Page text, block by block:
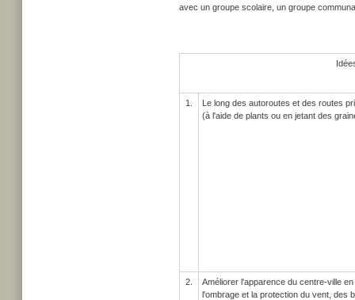
avec un groupe scolaire, un groupe
1.
Le long des autoroutes et des routes
(à l'aide de plants ou en jetant des
2.
Améliorer l'apparence du centre-ville
l'ombrage et la protection du vent,